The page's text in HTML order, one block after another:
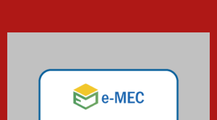
04.08.2026
Mackenzie recepciona os
calouros do segundo semestre